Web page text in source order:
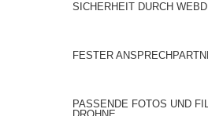
SICHERHEIT DURCH
FESTER
PASSENDE FOTOS UND